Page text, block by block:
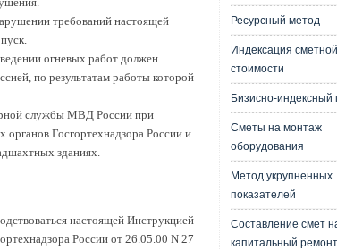
требований настоящей
огневых работ должен
по результатам работы которой
службы МВД России при
органов Госгортехнадзора России и
зданиях.
настоящей Инструкцией
России от 26.05.00 N 27
Ресурсный метод
Индексация сметной
стоимости
Бизисно-индексный
Сметы на монтаж
оборудования
Метод укрупненных
показателей
Составление смет
капитальный ремонт